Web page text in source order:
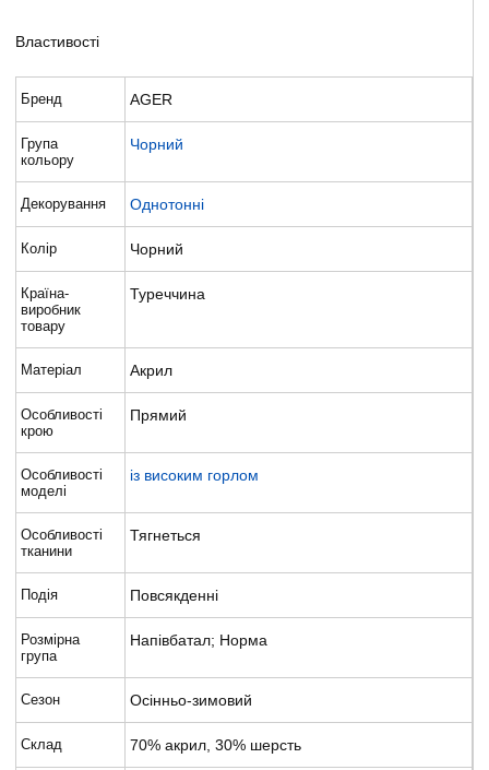
Властивості
Бренд AGER
Група
кольору
Чорний
Декорування Однотонні
Колір Чорний
Країна-
виробник
товару
Туреччина
Матеріал Акрил
Особливості
крою
Прямий
Особливості
моделі
із високим горлом
Особливості
тканини
Тягнеться
Подія Повсякденні
Розмірна
група
Напівбатал; Норма
Сезон Осінньо-зимовий
Склад 70% акрил, 30% шерсть